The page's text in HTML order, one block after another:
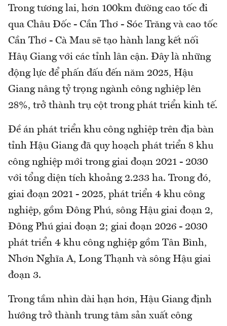
Trong tương lai, hơn 100km đường cao tốc đi
qua Châu Đốc - Cần Thơ - Sóc Trăng và cao tốc
Cần Thơ - Cà Mau sẽ tạo hành lang kết nối
Hậu Giang với các tỉnh lân cận. Đây là những
động lực để phấn đấu đến năm 2025, Hậu
Giang nâng tỷ trọng ngành công nghiệp lên
28%, trở thành trụ cột trong phát triển kinh tế.
Đề án phát triển khu công nghiệp trên địa bàn
tỉnh Hậu Giang đã quy hoạch phát triển 8 khu
công nghiệp mới trong giai đoạn 2021 - 2030
với tổng diện tích khoảng 2.233 ha. Trong đó,
giai đoạn 2021 - 2025, phát triển 4 khu công
nghiệp, gồm Đông Phú, sông Hậu giai đoạn 2,
Đông Phú giai đoạn 2; giai đoạn 2026 - 2030
phát triển 4 khu công nghiệp gồm Tân Bình,
Nhơn Nghĩa A, Long Thạnh và sông Hậu giai
đoạn 3.
Trong tầm nhìn dài hạn hơn, Hậu Giang định
hướng trở thành trung tâm sản xuất công